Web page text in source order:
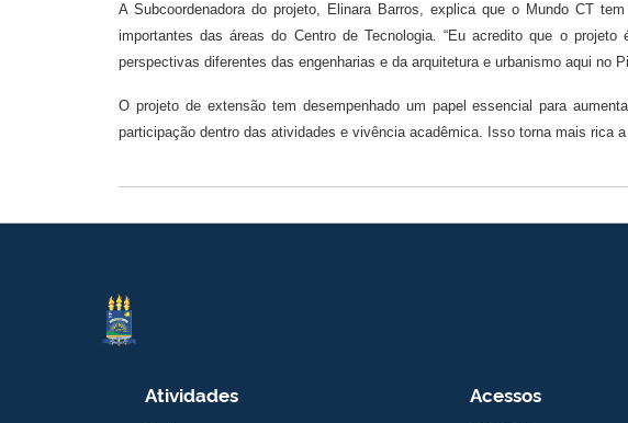
A Subcoordenadora do projeto, Elinara Barros, explica que o Mundo CT
importantes das áreas do Centro de Tecnologia. “Eu acredito que o
perspectivas diferentes das engenharias e da arquitetura e urbanismo aqui no
O projeto de extensão tem desempenhado um papel essencial para
participação dentro das atividades e vivência acadêmica. Isso torna mais rica
Atividades Acessos